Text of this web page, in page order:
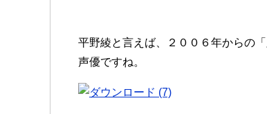
平野綾と言えば、２００６年からの「
声優ですね。